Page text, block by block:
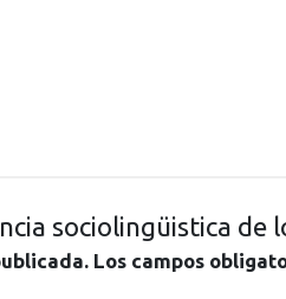
sociolingüistica de
Los campos